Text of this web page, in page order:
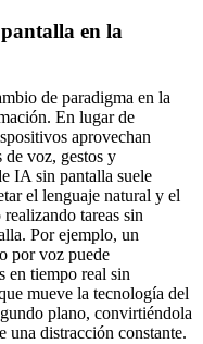
en la
de paradigma en la
En lugar de
aprovechan
de voz, gestos y
IA sin pantalla suele
el lenguaje natural y el
tareas sin
Por ejemplo, un
por voz puede
en tiempo real sin
mueve la tecnología del
plano, convirtiéndola
una distracción constante.